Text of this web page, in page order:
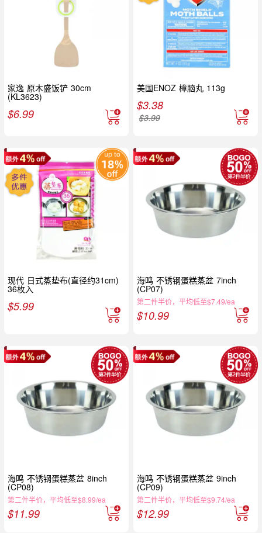
家逸 原木盛饭铲 30cm
(KL3623)
$6.99
美国ENOZ 樟脑丸 113g
$3.38
$3.99
现代 日式蒸垫布(直径约31cm)
36枚入
$5.99
海鸣 不锈钢蛋糕蒸盆 7inch
(CP07)
第二件半价，平均低至$7.49/ea
$10.99
海鸣 不锈钢蛋糕蒸盆 8inch
(CP08)
第二件半价，平均低至$8.99/ea
$11.99
海鸣 不锈钢蛋糕蒸盆 9inch
(CP09)
第二件半价，平均低至$9.74/ea
$12.99